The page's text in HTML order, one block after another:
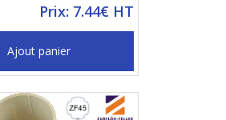
Prix: 7.44€ HT
Ajout panier